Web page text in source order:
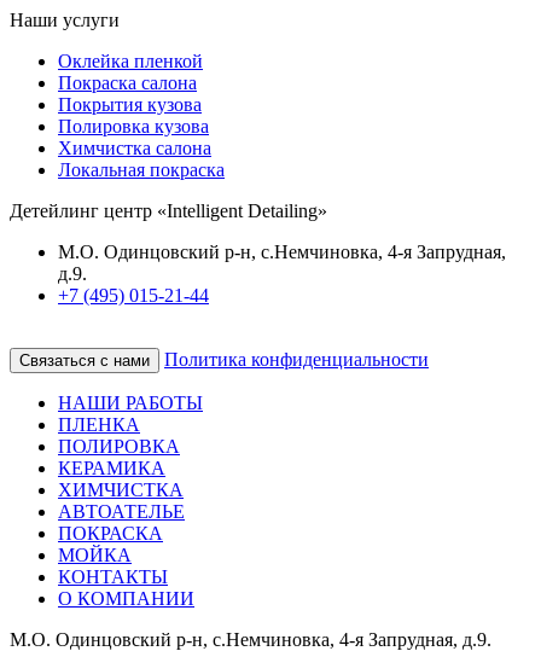
Наши услуги
Оклейка пленкой
Покраска салона
Покрытия кузова
Полировка кузова
Химчистка салона
Локальная покраска
Детейлинг центр «Intelligent Detailing»
М.О. Одинцовский р-н, с.Немчиновка, 4-я Запрудная,
д.9.
+7 (495) 015-21-44
Связаться с нами Политика конфиденциальности
НАШИ РАБОТЫ
ПЛЕНКА
ПОЛИРОВКА
КЕРАМИКА
ХИМЧИСТКА
АВТОАТЕЛЬЕ
ПОКРАСКА
МОЙКА
КОНТАКТЫ
О КОМПАНИИ
М.О. Одинцовский р-н, с.Немчиновка, 4-я Запрудная, д.9.